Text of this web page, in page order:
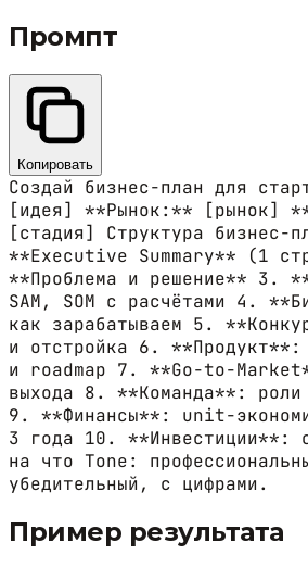
Промпт
Копировать
Создай бизнес-план для
[идея] **Рынок:** [рынок]
[стадия] Структура бизнес-
**Executive Summary** (1
**Проблема и решение** 3.
SAM, SOM с расчётами 4.
как зарабатываем 5.
и отстройка 6. **Продукт**:
и roadmap 7. **Go-to-
выхода 8. **Команда**: роли
9. **Финансы**: unit-
3 года 10. **Инвестиции**:
на что Tone:
убедительный, с цифрами.
Пример результата